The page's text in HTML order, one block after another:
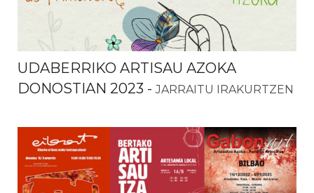
UDABERRIKO ARTISAU AZOKA
DONOSTIAN 2023 -JARRAITU IRAKURTZEN